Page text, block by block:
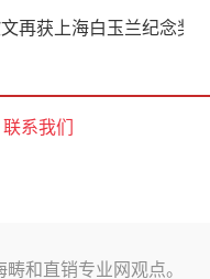
再获上海白玉兰纪念奖
联系我们
和直销专业网观点。